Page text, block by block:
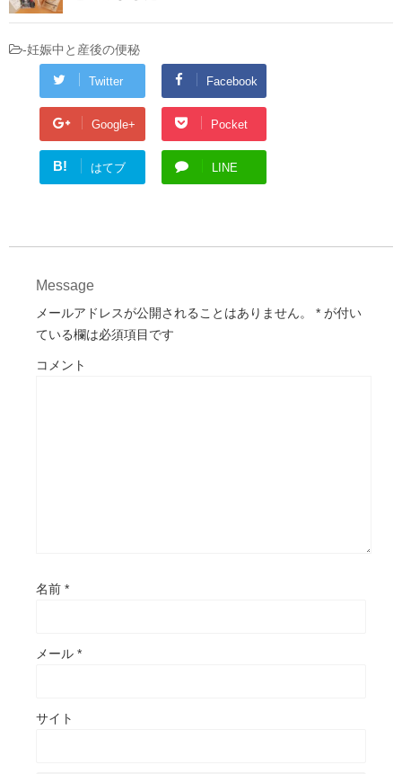
-妊娠中と産後の便秘
Twitter Facebook
Google+ Pocket
B! はてブ LINE
Message
メールアドレスが公開されることはありません。 * が付い
ている欄は必須項目です
コメント
名前 *
メール *
サイト